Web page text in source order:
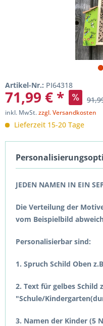
Artikel-Nr.: PI64318
71,99 € *
inkl. MwSt.zzgl. Versandkosten
Lieferzeit 15-20 Tage
JEDEN NAMEN IN EIN
Die Verteilung der
vom Beispielbild
Personalisierbar sind:
1. Spruch Schild Oben
2. Text für gelbes Schild
"Schule/
3. Namen der Kinder (5